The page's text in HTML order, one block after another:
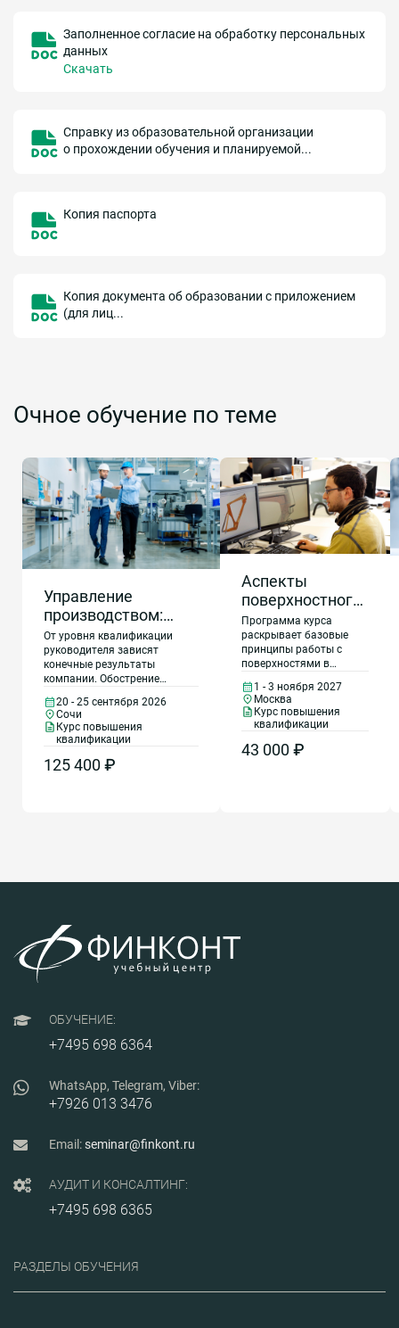
Заполненное согласие на обработку персональных
данных
Скачать
Справку из образовательной организации
о прохождении обучения и планируемой...
Копия паспорта
Копия документа об образовании с приложением
(для лиц...
Очное обучение по теме
Управление
производством:
эффективное
управление
производственными
процессами,
современные
компетенции
руководителя,
лучшие практики
От уровня квалификации
руководителя зависят
конечные результаты
компании. Обострение
руководителей
усовершенствовать бизнес-
процессы, сокращать
повышать качество товаров,
20 - 25 сентября 2026
Сочи
Курс повышения
квалификации
125 400 ₽
Аспекты
поверхностного
моделирования
с учетом
технологических
возможностей
аддитивных
технологий в
Компас 3D
Программа курса
раскрывает базовые
принципы работы с
поверхностями в
получат практические
навыки создания
сложных трехмерных
их к печати на
1 - 3 ноября 2027
Москва
Курс повышения
квалификации
43 000 ₽
ОБУЧЕНИЕ:
+7495 698 6364
WhatsApp, Telegram, Viber:
+7926 013 3476
Email:seminar@finkont.ru
АУДИТ И КОНСАЛТИНГ:
+7495 698 6365
РАЗДЕЛЫ ОБУЧЕНИЯ